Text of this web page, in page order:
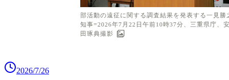
2026/7/26